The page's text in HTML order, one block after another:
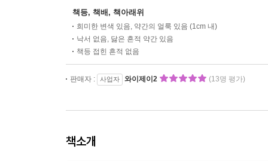
책등, 책배, 책아래위
희미한 변색 있음, 약간의 얼룩 있음 (1cm 내)
낙서 없음, 닳은 흔적 약간 있음
책등 접힌 흔적 없음
판매자 : 사업자 와이제이2 (13명 평가)
책소개